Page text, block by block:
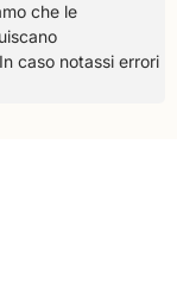
che le
caso notassi errori